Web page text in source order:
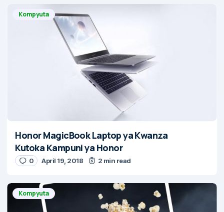
Kompyuta
Honor MagicBook Laptop ya Kwanza
Kutoka Kampuni ya Honor
0 April 19, 2018 2 min read
Kompyuta